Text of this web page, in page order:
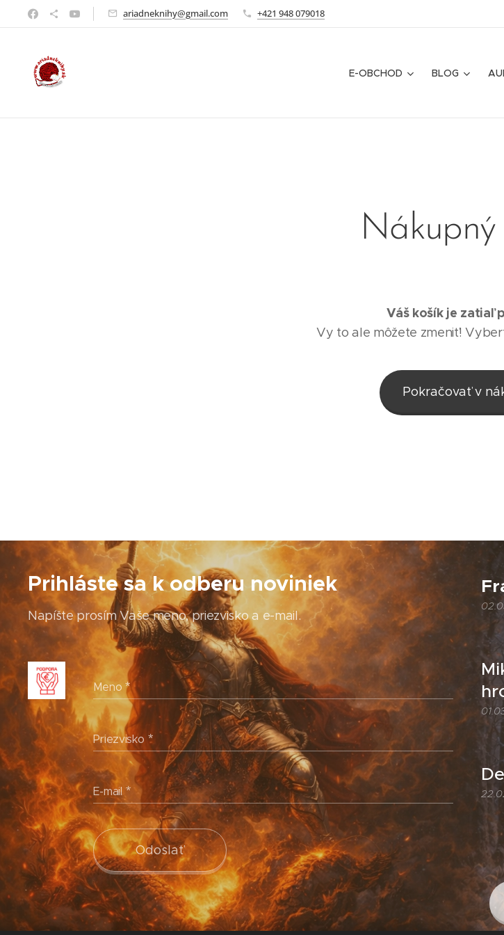
ariadneknihy@gmail.com +421 948 079018
E-OBCHOD BLOG
Nákupný
Váš košík je zatiaľ
Vy to ale môžete zmeniť!
Pokračovať v
Prihláste sa k odberu noviniek
Napíšte prosím Vaše meno, priezvisko a e-mail.
Meno
Priezvisko
E-mail
Odoslať